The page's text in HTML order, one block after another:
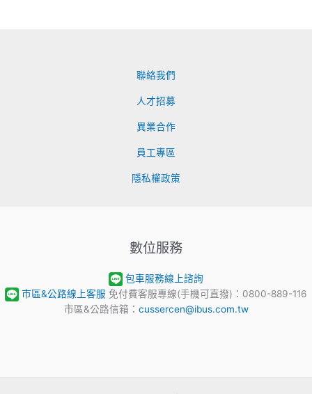
聯絡我們
人才招募
異業合作
員工專區
隱私權政策
數位服務
包車服務線上諮詢
市區&公路線上客服 免付費客服專線(手機可直撥)：0800-889-116
市區&公路信箱： cussercen@ibus.com.tw